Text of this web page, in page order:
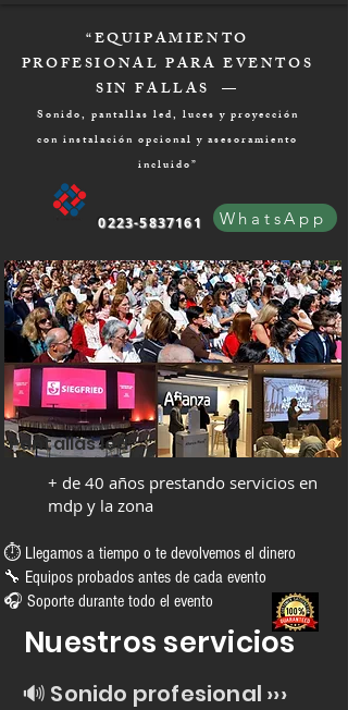
WhatsApp
⏱ Llegamos a tiempo o te devolvemos el dinero
🔧 Equipos probados antes de cada evento
🎧 Soporte durante todo el evento
+ de 40 años prestando servicios en
mdp y la zona
“EQUIPAMIENTO
PROFESIONAL PARA EVENTOS
SIN FALLAS —
Sonido, pantallas led, luces y proyección
con instalación opcional y asesoramiento
incluido”
0223-5837161
🔊 Sonido profesional ›››
Nuestros servicios
Pantallas led